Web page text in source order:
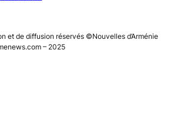
et de diffusion réservés ©Nouvelles d’Arménie